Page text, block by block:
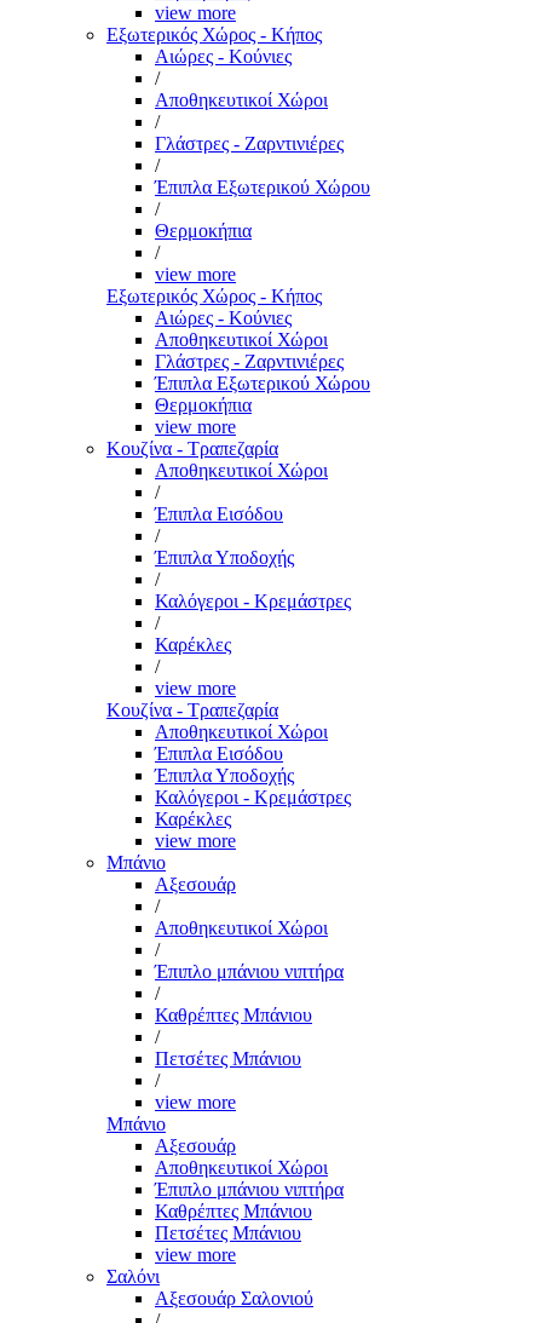
view more
Εξωτερικός Χώρος - Κήπος
Αιώρες - Κούνιες
/
Αποθηκευτικοί Χώροι
/
Γλάστρες - Ζαρντινιέρες
/
Έπιπλα Εξωτερικού Χώρου
/
Θερμοκήπια
/
view more
Εξωτερικός Χώρος - Κήπος
Αιώρες - Κούνιες
Αποθηκευτικοί Χώροι
Γλάστρες - Ζαρντινιέρες
Έπιπλα Εξωτερικού Χώρου
Θερμοκήπια
view more
Κουζίνα - Τραπεζαρία
Αποθηκευτικοί Χώροι
/
Έπιπλα Εισόδου
/
Έπιπλα Υποδοχής
/
Καλόγεροι - Κρεμάστρες
/
Καρέκλες
/
view more
Κουζίνα - Τραπεζαρία
Αποθηκευτικοί Χώροι
Έπιπλα Εισόδου
Έπιπλα Υποδοχής
Καλόγεροι - Κρεμάστρες
Καρέκλες
view more
Μπάνιο
Αξεσουάρ
/
Αποθηκευτικοί Χώροι
/
Έπιπλο μπάνιου νιπτήρα
/
Καθρέπτες Μπάνιου
/
Πετσέτες Μπάνιου
/
view more
Μπάνιο
Αξεσουάρ
Αποθηκευτικοί Χώροι
Έπιπλο μπάνιου νιπτήρα
Καθρέπτες Μπάνιου
Πετσέτες Μπάνιου
view more
Σαλόνι
Αξεσουάρ Σαλονιού